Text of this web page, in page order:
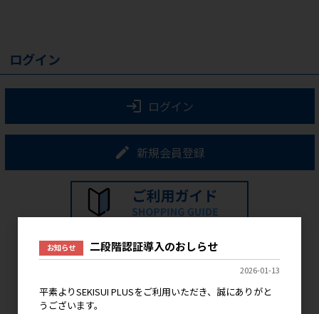
ログイン
ログイン
新規会員登録
お知らせ 二段階認証導入のおしらせ
2026-01-13
平素よりSEKISUI PLUSをご利用いただき、誠にありがと
うございます。